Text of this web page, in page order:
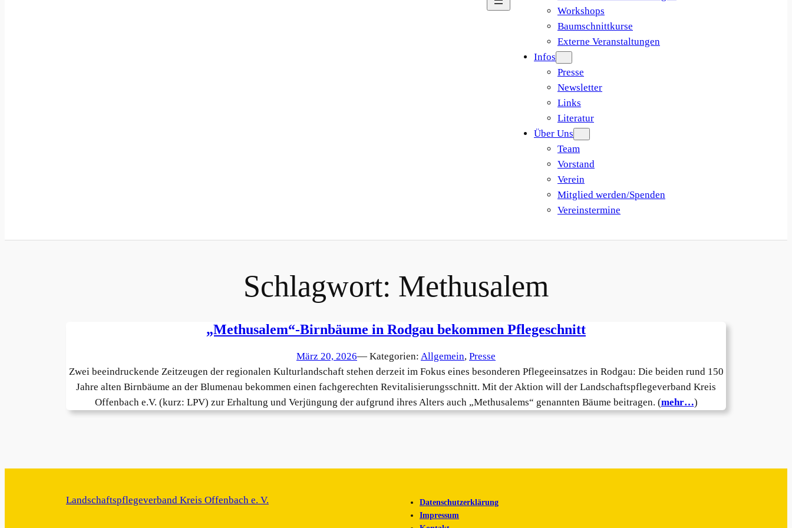
Workshops
Baumschnittkurse
Externe Veranstaltungen
Infos
Presse
Newsletter
Links
Literatur
Über Uns
Team
Vorstand
Verein
Mitglied werden/Spenden
Vereinstermine
Schlagwort: Methusalem
„Methusalem“-Birnbäume in Rodgau bekommen Pflegeschnitt
März 20, 2026— Kategorien: Allgemein, Presse
Zwei beeindruckende Zeitzeugen der regionalen Kulturlandschaft stehen derzeit im Fokus eines besonderen Pflegeeinsatzes in Rodgau: Die beiden rund 150
Jahre alten Birnbäume an der Blumenau bekommen einen fachgerechten Revitalisierungsschnitt. Mit der Aktion will der Landschaftspflegeverband Kreis
Offenbach e.V. (kurz: LPV) zur Erhaltung und Verjüngung der aufgrund ihres Alters auch „Methusalems“ genannten Bäume beitragen. (mehr…)
Landschaftspflegeverband Kreis Offenbach e. V.
Datenschutzerklärung
Impressum